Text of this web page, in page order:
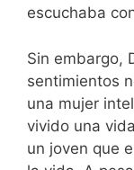
escuchaba
Sin embargo,
sentimientos
una mujer
vivido una
un joven que